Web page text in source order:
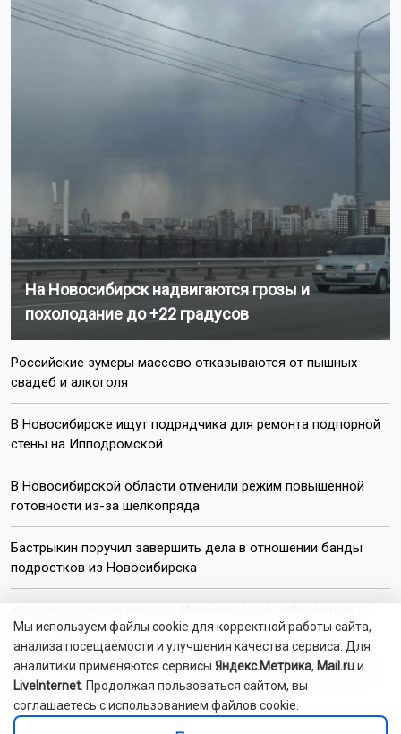
На Новосибирск надвигаются грозы и
похолодание до +22 градусов
Российские зумеры массово отказываются от пышных
свадеб и алкоголя
В Новосибирске ищут подрядчика для ремонта подпорной
стены на Ипподромской
В Новосибирской области отменили режим повышенной
готовности из-за шелкопряда
Бастрыкин поручил завершить дела в отношении банды
подростков из Новосибирска
Новосибирске
Ввод жилья в Новосибирской области в 2026 году упал на
36%
Мы используем файлы cookie для корректной работы сайта,
анализа посещаемости и улучшения качества сервиса. Для
аналитики применяются сервисы Яндекс.Метрика, Mail.ruи
LiveInternet . Продолжая пользоваться сайтом, вы
соглашаетесь с использованием файлов cookie.